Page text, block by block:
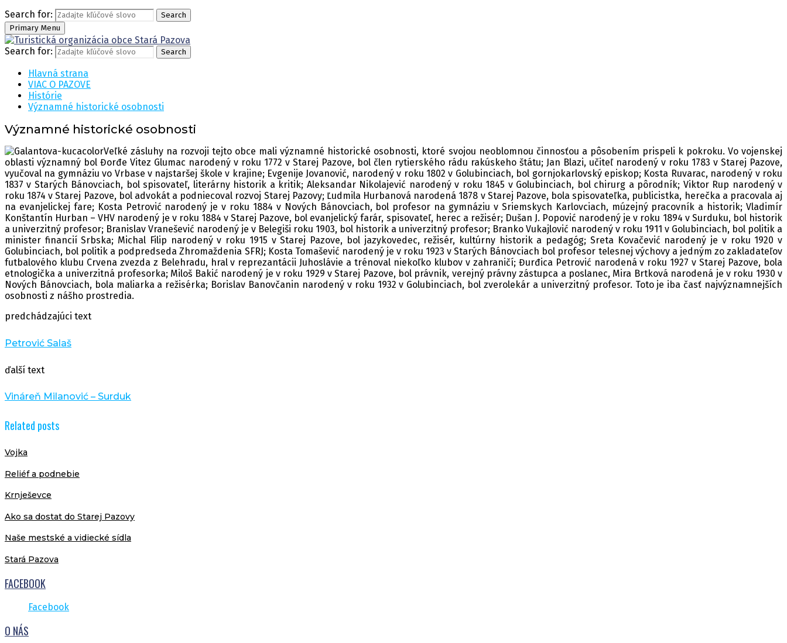
Search for:
Search
Primary Menu
Search for: Search
Hlavná strana
VIAC O PAZOVE
Histórie
Významné historické osobnosti
Významné historické osobnosti
Veľké zásluhy na rozvoji tejto obce mali významné historické osobnosti, ktoré svojou neoblomnou činnosťou a pôsobením prispeli k pokroku. Vo vojenskej
oblasti významný bol Đorđe Vitez Glumac narodený v roku 1772 v Starej Pazove, bol člen rytierského rádu rakúskeho štátu; Jan Blazi, učiteľ narodený v roku 1783 v Starej Pazove,
vyučoval na gymnáziu vo Vrbase v najstaršej škole v krajine; Evgenije Jovanović, narodený v roku 1802 v Golubinciach, bol gornjokarlovský episkop; Kosta Ruvarac, narodený v roku
1837 v Starých Bánovciach, bol spisovateľ, literárny historik a kritik; Aleksandar Nikolajević narodený v roku 1845 v Golubinciach, bol chirurg a pôrodník; Viktor Rup narodený v
roku 1874 v Starej Pazove, bol advokát a podniecoval rozvoj Starej Pazovy; Ľudmila Hurbanová narodená 1878 v Starej Pazove, bola spisovateľka, publicistka, herečka a pracovala aj
na evanjelickej fare; Kosta Petrović narodený je v roku 1884 v Nových Bánovciach, bol profesor na gymnáziu v Sriemskych Karlovciach, múzejný pracovník a historik; Vladimír
Konštantín Hurban – VHV narodený je v roku 1884 v Starej Pazove, bol evanjelický farár, spisovateľ, herec a režisér; Dušan J. Popović narodený je v roku 1894 v Surduku, bol historik
a univerzitný profesor; Branislav Vranešević narodený je v Belegiši roku 1903, bol historik a univerzitný profesor; Branko Vukajlović narodený v roku 1911 v Golubinciach, bol politik a
minister financií Srbska; Michal Filip narodený v roku 1915 v Starej Pazove, bol jazykovedec, režisér, kultúrny historik a pedagóg; Sreta Kovačević narodený je v roku 1920 v
Golubinciach, bol politik a podpredseda Zhromaždenia SFRJ; Kosta Tomašević narodený je v roku 1923 v Starých Bánovciach bol profesor telesnej výchovy a jedným zo zakladateľov
futbalového klubu Crvena zvezda z Belehradu, hral v reprezantácii Juhoslávie a trénoval niekoľko klubov v zahraničí; Đurđica Petrović narodená v roku 1927 v Starej Pazove, bola
etnologička a univerzitná profesorka; Miloš Bakić narodený je v roku 1929 v Starej Pazove, bol právnik, verejný právny zástupca a poslanec, Mira Brtková narodená je v roku 1930 v
Nových Bánovciach, bola maliarka a režisérka; Borislav Banovčanin narodený v roku 1932 v Golubinciach, bol zverolekár a univerzitný profesor. Toto je iba časť najvýznamnejších
osobnosti z nášho prostredia.
predchádzajúci text
Petrović Salaš
ďalší text
Vináreň Milanović – Surduk
Related posts
Vojka
Reliéf a podnebie
Krnješevce
Ako sa dostat do Starej Pazovy
Naše mestské a vidiecké sídla
Stará Pazova
FACEBOOK
Facebook
O NÁS